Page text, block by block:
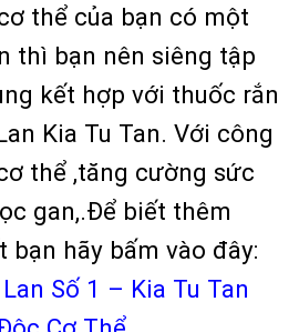
thể của bạn có một
thì bạn nên siêng tập
kết hợp với thuốc rắn
Kia Tu Tan. Với công
thể ,tăng cường sức
gan,.Để biết thêm
hãy bấm vào đây:
Số 1 – Kia Tu Tan